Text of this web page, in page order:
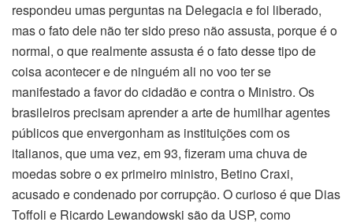
respondeu umas perguntas na Delegacia e foi liberado,
mas o fato dele não ter sido preso não assusta, porque é o
normal, o que realmente assusta é o fato desse tipo de
coisa acontecer e de ninguém ali no voo ter se
manifestado a favor do cidadão e contra o Ministro. Os
brasileiros precisam aprender a arte de humilhar agentes
públicos que envergonham as instituições com os
italianos, que uma vez, em 93, fizeram uma chuva de
moedas sobre o ex primeiro ministro, Betino Craxi,
acusado e condenado por corrupção. O curioso é que Dias
Toffoli e Ricardo Lewandowski são da USP, como